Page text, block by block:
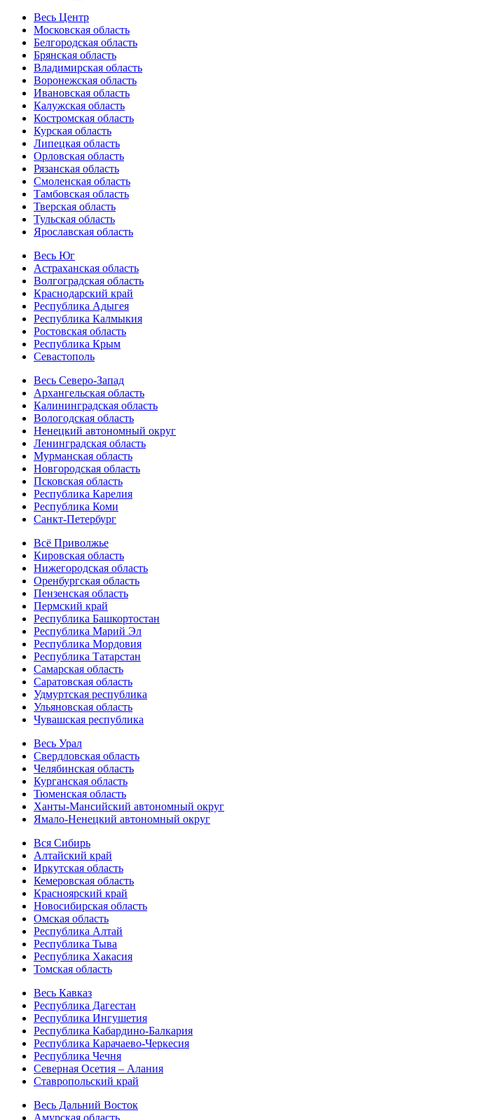
Весь Центр
Московская область
Белгородская область
Брянская область
Владимирская область
Воронежская область
Ивановская область
Калужская область
Костромская область
Курская область
Липецкая область
Орловская область
Рязанская область
Смоленская область
Тамбовская область
Тверская область
Тульская область
Ярославская область
Весь Юг
Астраханская область
Волгоградская область
Краснодарский край
Республика Адыгея
Республика Калмыкия
Ростовская область
Республика Крым
Севастополь
Весь Северо-Запад
Архангельская область
Калининградская область
Вологодская область
Ненецкий автономный округ
Ленинградская область
Мурманская область
Новгородская область
Псковская область
Республика Карелия
Республика Коми
Санкт-Петербург
Всё Приволжье
Кировская область
Нижегородская область
Оренбургская область
Пензенская область
Пермский край
Республика Башкортостан
Республика Марий Эл
Республика Мордовия
Республика Татарстан
Самарская область
Саратовская область
Удмуртская республика
Ульяновская область
Чувашская республика
Весь Урал
Свердловская область
Челябинская область
Курганская область
Тюменская область
Ханты-Мансийский автономный округ
Ямало-Ненецкий автономный округ
Вся Сибирь
Алтайский край
Иркутская область
Кемеровская область
Красноярский край
Новосибирская область
Омская область
Республика Алтай
Республика Тыва
Республика Хакасия
Томская область
Весь Кавказ
Республика Дагестан
Республика Ингушетия
Республика Кабардино-Балкария
Республика Карачаево-Черкесия
Республика Чечня
Северная Осетия – Алания
Ставропольский край
Весь Дальний Восток
Амурская область